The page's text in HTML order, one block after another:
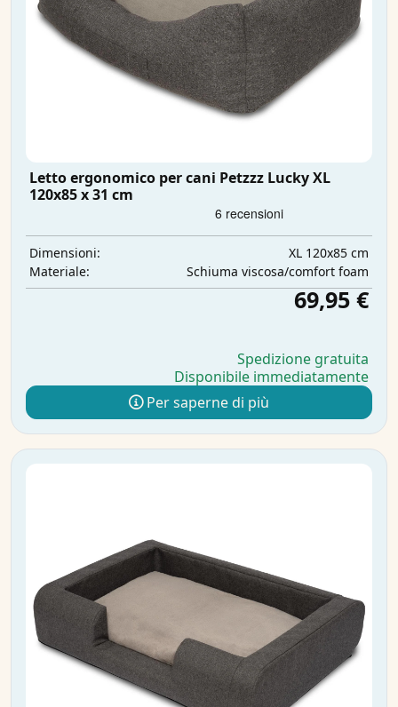
Letto ergonomico per cani Petzzz Lucky XL
120x85 x 31 cm
Dimensioni:
XL 120x85 cm
Materiale:
Schiuma viscosa/comfort foam
69,95 €
Spedizione gratuita
Disponibile immediatamente
Per saperne di più